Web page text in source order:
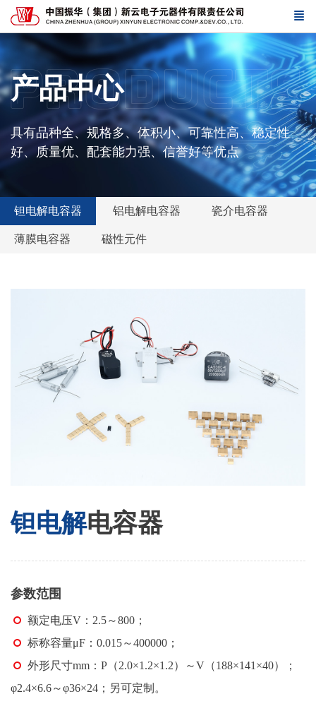
产品中心
具有品种全、规格多、体积小、可靠性高、稳定性
好、质量优、配套能力强、信誉好等优点
钽电解电容器 铝电解电容器 瓷介电容器
薄膜电容器 磁性元件
钽电解电容器
参数范围
额定电压V：2.5～800；
标称容量μF：0.015～400000；
外形尺寸mm：P（2.0×1.2×1.2）～V（188×141×40）；
φ2.4×6.6～φ36×24；另可定制。